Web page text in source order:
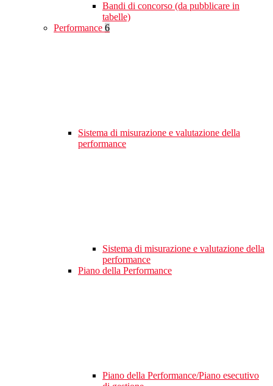
Bandi di concorso (da pubblicare in
tabelle)
Performance 6
Sistema di misurazione e valutazione della
performance
Sistema di misurazione e valutazione della
performance
Piano della Performance
Piano della Performance/Piano esecutivo